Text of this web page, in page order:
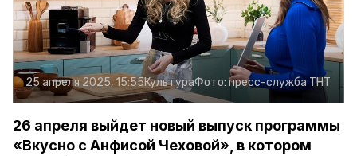
25 апреля 2025, 15:55КультураФото: пресс-служба ТНТ
26 апреля выйдет новый выпуск программы
«Вкусно с Анфисой Чеховой», в котором